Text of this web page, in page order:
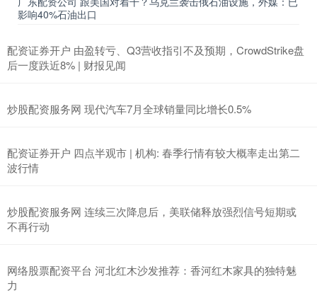
影响40%石油出口
配资证券开户 由盈转亏、Q3营收指引不及预期，CrowdStrike盘
后一度跌近8% | 财报见闻
炒股配资服务网 现代汽车7月全球销量同比增长0.5%
配资证券开户 四点半观市 | 机构: 春季行情有较大概率走出第二
波行情
炒股配资服务网 连续三次降息后，美联储释放强烈信号短期或
不再行动
网络股票配资平台 河北红木沙发推荐：香河红木家具的独特魅
力